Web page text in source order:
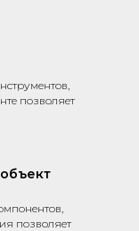
позволяет
позволяет